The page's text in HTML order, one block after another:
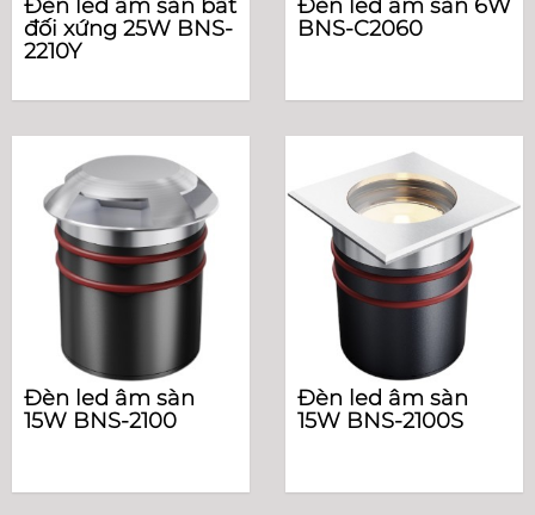
Đèn led âm sàn bất
đối xứng 25W BNS-
2210Y
Đèn led âm sàn 6W
BNS-C2060
Đèn led âm sàn
15W BNS-2100
Đèn led âm sàn
15W BNS-2100S